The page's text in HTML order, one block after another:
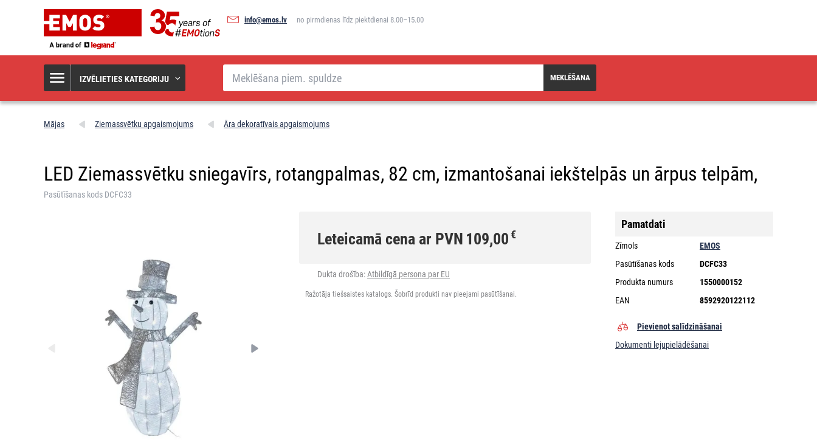
info@emos.lv no pirmdienas līdz piektdienai 8.00–15.00
IZVĒLIETIES KATEGORIJU
Meklēšana
MEKLĒŠANA
Mājas Ziemassvētku apgaismojums Āra dekoratīvais apgaismojums
LED Ziemassvētku sniegavīrs, rotangpalmas, 82 cm, izmantošanai iekštelpās un ārpus telpām,
Pasūtīšanas kods DCFC33
Leteicamā cena ar PVN 109,00€
Dukta drošība:Atbildīgā persona par EU
Ražotāja tiešsaistes katalogs. Šobrīd produkti nav pieejami pasūtīšanai.
Pamatdati
Zīmols
EMOS
Pasūtīšanas kods
DCFC33
Produkta numurs
1550000152
EAN
8592920122112
Pievienot salīdzināšanai
Dokumenti lejupielādēšanai